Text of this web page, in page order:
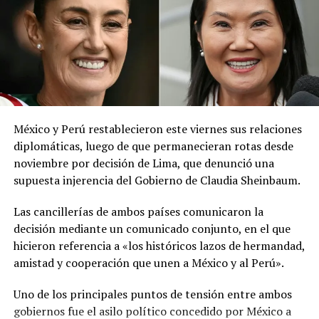
red social X.
El ministerio agregó que, pese a la presencia del polvo
del Sahara, se esperan lluvias durante los próximos días,
por lo que pidió a la población mantenerse atenta a la
información oficial sobre las condiciones
meteorológicas.
Las autoridades reiteraron el llamado a consultar los
canales oficiales del MARN y adoptar las medidas de
prevención necesarias para reducir los efectos de este
fenómeno atmosférico, especialmente entre las
personas con mayor riesgo de complicaciones de salud.
Comparte esto:
Facebook X
Me gusta esto:
México y Perú restablecieron este viernes sus relaciones
diplomáticas, luego de que permanecieran rotas desde
noviembre por decisión de Lima, que denunció una
supuesta injerencia del Gobierno de Claudia Sheinbaum.
Las cancillerías de ambos países comunicaron la
decisión mediante un comunicado conjunto, en el que
hicieron referencia a «los históricos lazos de hermandad,
amistad y cooperación que unen a México y al Perú».
Uno de los principales puntos de tensión entre ambos
gobiernos fue el asilo político concedido por México a